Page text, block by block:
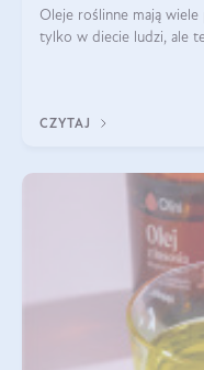
Oleje roślinne mają
tylko w diecie ludzi, ale
CZYTAJ